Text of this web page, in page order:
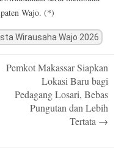
Wajo. (*)
Wirausaha Wajo 2026
Pemkot Makassar Siapkan
Lokasi Baru bagi
Pedagang Losari, Bebas
Pungutan dan Lebih
Tertata →